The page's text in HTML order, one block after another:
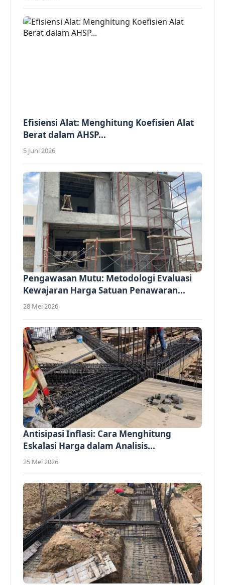
Efisiensi Alat: Menghitung Koefisien Alat
Berat dalam AHSP...
5 Juni 2026
Pengawasan Mutu: Metodologi Evaluasi
Kewajaran Harga Satuan Penawaran...
28 Mei 2026
Antisipasi Inflasi: Cara Menghitung
Eskalasi Harga dalam Analisis...
25 Mei 2026